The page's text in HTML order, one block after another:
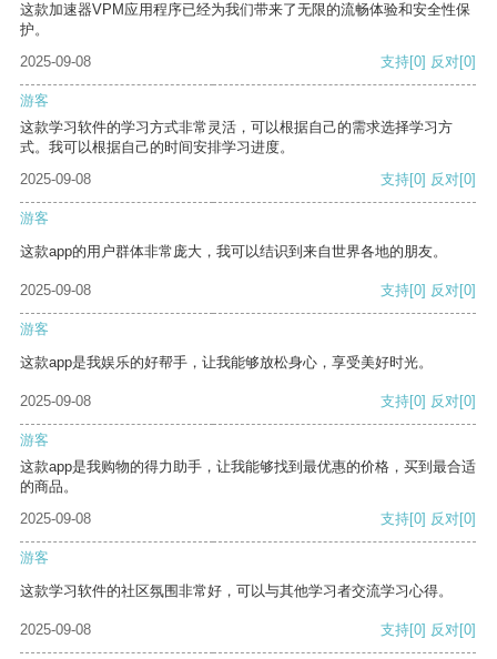
这款加速器VPM应用程序已经为我们带来了无限的流畅体验和安全性保
护。
2025-09-08
支持[0] 反对[0]
游客
这款学习软件的学习方式非常灵活，可以根据自己的需求选择学习方
式。我可以根据自己的时间安排学习进度。
2025-09-08
支持[0] 反对[0]
游客
这款app的用户群体非常庞大，我可以结识到来自世界各地的朋友。
2025-09-08 支持[0] 反对[0]
游客
这款app是我娱乐的好帮手，让我能够放松身心，享受美好时光。
2025-09-08 支持[0] 反对[0]
游客
这款app是我购物的得力助手，让我能够找到最优惠的价格，买到最合适
的商品。
2025-09-08
支持[0] 反对[0]
游客
这款学习软件的社区氛围非常好，可以与其他学习者交流学习心得。
2025-09-08 支持[0] 反对[0]